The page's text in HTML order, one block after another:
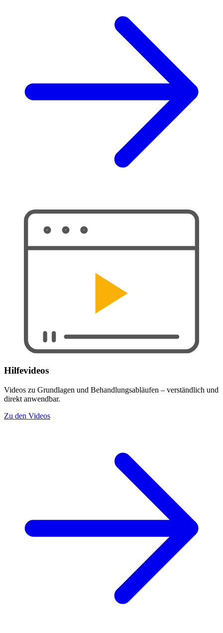
Hilfevideos
Videos zu Grundlagen und Behandlungsabläufen – verständlich und
direkt anwendbar.
Zu den Videos